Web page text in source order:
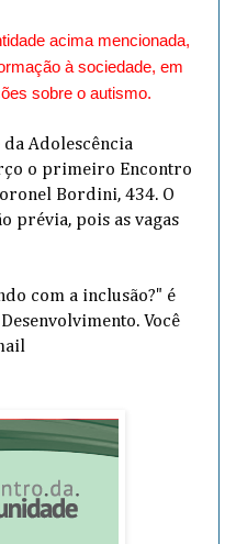
acima mencionada,
à sociedade, em
sobre o autismo.
da Adolescência
o primeiro Encontro
Bordini, 434. O
prévia, pois as vagas
com a inclusão?" é
Você